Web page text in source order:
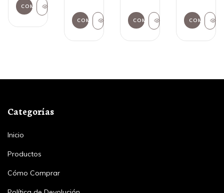
Categorías
Inicio
Productos
Cómo Comprar